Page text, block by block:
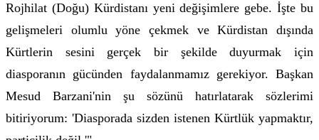
Rojhilat (Doğu) Kürdistanı yeni değişimlere gebe. İşte bu
gelişmeleri olumlu yöne çekmek ve Kürdistan dışında
Kürtlerin sesini gerçek bir şekilde duyurmak için
diasporanın gücünden faydalanmamız gerekiyor. Başkan
Mesud Barzani'nin şu sözünü hatırlatarak sözlerimi
bitiriyorum: 'Diasporada sizden istenen Kürtlük yapmaktır,